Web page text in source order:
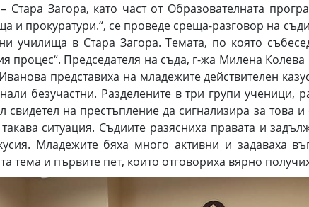
Загора, като част от Образователната
и прокуратури.“, се проведе среща-разговор на
училища в Стара Загора. Темата, по която
процес“. Председателя на съда, г-жа Милена
представиха на младежите действителен
безучастни. Разделените в три групи ученици,
на престъпление да сигнализира за това
ситуация. Съдиите разясниха правата и
Младежите бяха много активни и задаваха
тема и първите пет, които отговориха вярно